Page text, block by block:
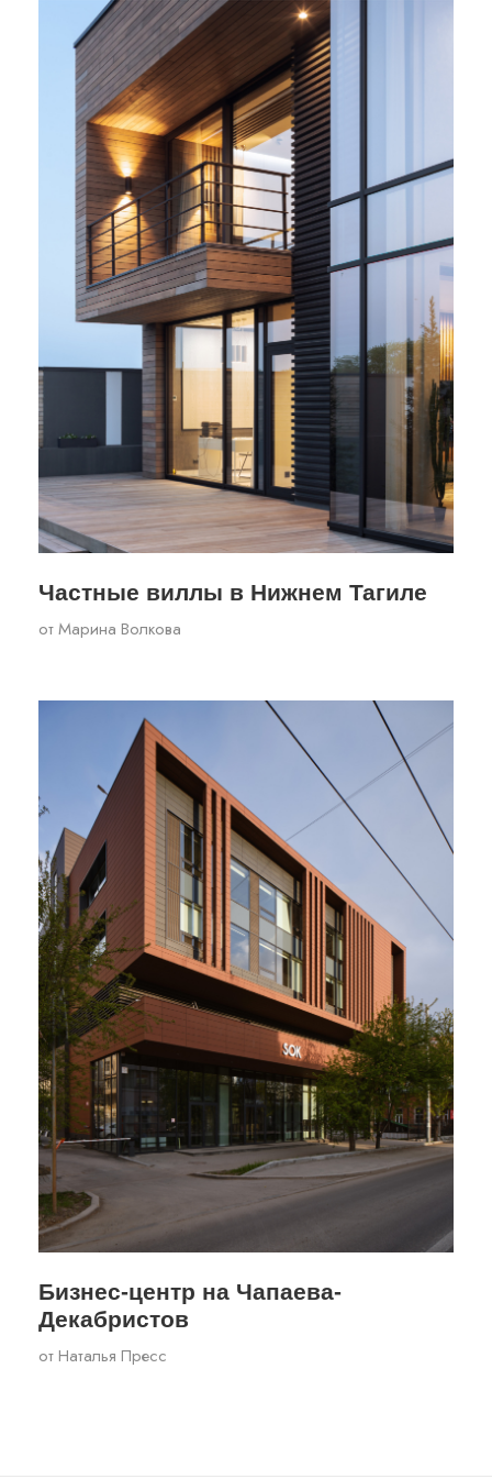
Частные виллы в Нижнем Тагиле
отМарина Волкова
Бизнес-центр на Чапаева-
Декабристов
отНаталья Пресс